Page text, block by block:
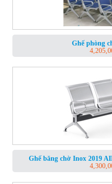
Ghế phòng
Ghế băng chờ Inox 2019